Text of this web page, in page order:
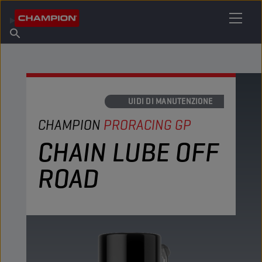
Informazioni su Champion
Trova un punto vendita
LIQUIDI DI MANUTENZIONE
CHAMPION PRORACING GP
CHAIN LUBE OFF
ROAD